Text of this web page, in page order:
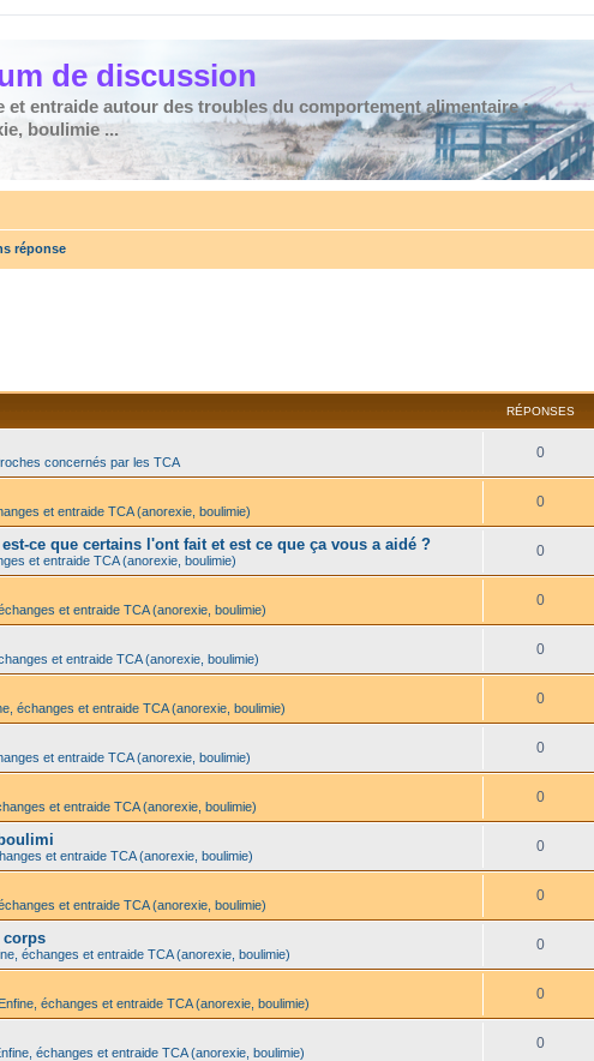
de discussion
et entraide autour des troubles du comportement alimentaire :
boulimie ...
réponse
RÉPONSES
concernés par les TCA
0
et entraide TCA (anorexie, boulimie)
0
ce que certains l'ont fait et est ce que ça vous a aidé ?
et entraide TCA (anorexie, boulimie)
0
et entraide TCA (anorexie, boulimie)
0
et entraide TCA (anorexie, boulimie)
0
échanges et entraide TCA (anorexie, boulimie)
0
et entraide TCA (anorexie, boulimie)
0
et entraide TCA (anorexie, boulimie)
0
et entraide TCA (anorexie, boulimie)
0
et entraide TCA (anorexie, boulimie)
0
corps
échanges et entraide TCA (anorexie, boulimie)
0
Enfine, échanges et entraide TCA (anorexie, boulimie)
0
échanges et entraide TCA (anorexie, boulimie)
0